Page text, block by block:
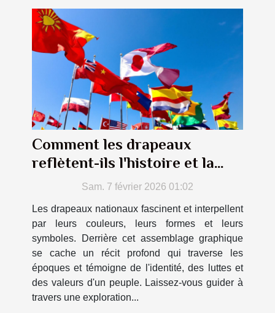
Comment les drapeaux
reflètent-ils l'histoire et la
culture des nations ?
Sam. 7 février 2026 01:02
Les drapeaux nationaux fascinent et interpellent
par leurs couleurs, leurs formes et leurs
symboles. Derrière cet assemblage graphique
se cache un récit profond qui traverse les
époques et témoigne de l'identité, des luttes et
des valeurs d'un peuple. Laissez-vous guider à
travers une exploration...